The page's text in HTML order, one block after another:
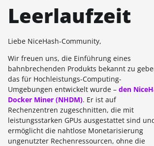
Leerlaufzeit
Liebe NiceHash-Community,
Wir freuen uns, die Einführung eines
bahnbrechenden Produkts bekannt zu
das für Hochleistungs-Computing-
Umgebungen entwickelt wurde – den
Docker Miner (NHDM). Er ist auf
Rechenzentren zugeschnitten, die mit
leistungsstarken GPUs ausgestattet sind
ermöglicht die nahtlose Monetarisierung
ungenutzter Rechenressourcen, ohne die